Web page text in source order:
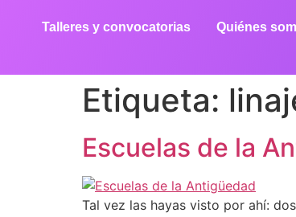
Talleres y convocatorias Quiénes
Etiqueta:
Escuelas de la
Tal vez las hayas visto por ahí: